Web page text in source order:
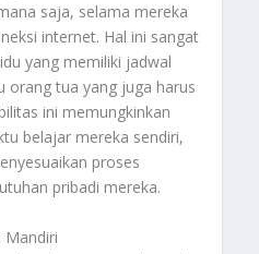
saja, selama mereka
internet. Hal ini sangat
yang memiliki jadwal
orang tua yang juga harus
ini memungkinkan
belajar mereka sendiri,
proses
pribadi mereka.
Mandiri